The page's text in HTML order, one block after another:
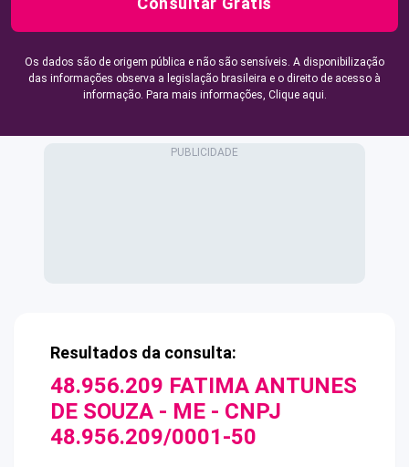
Os dados são de origem pública e não são sensíveis. A disponibilização
das informações observa a legislação brasileira e o direito de acesso à
informação. Para mais informações, Clique aqui.
Resultados da consulta:
48.956.209 FATIMA ANTUNES
DE SOUZA - ME - CNPJ
48.956.209/0001-50